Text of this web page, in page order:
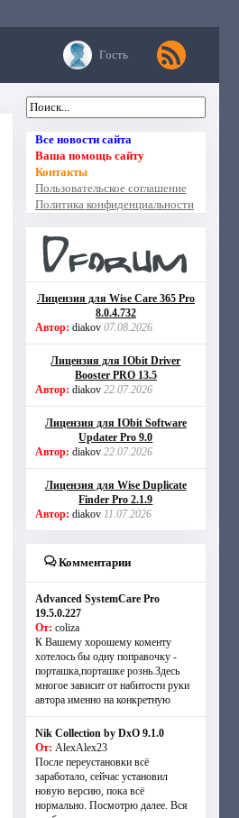
Гость
Все новости сайта
Ваша помощь сайту
Контакты
Пользовательское соглашение
Политика конфиденциальности
Лицензия для Wise Care 365 Pro
8.0.4.732
Автор: diakov 07.08.2026
Лицензия для IObit Driver
Booster PRO 13.5
Автор: diakov 22.07.2026
Лицензия для IObit Software
Updater Pro 9.0
Автор: diakov 22.07.2026
Лицензия для Wise Duplicate
Finder Pro 2.1.9
Автор: diakov 11.07.2026
Комментарии
Advanced SystemCare Pro
19.5.0.227
От: coliza
К Вашему хорошему коменту
хотелось бы одну поправочку -
порташка,порташке рознь.Здесь
многое зависит от набитости руки
автора именно на конкретную
Nik Collection by DxO 9.1.0
От: AlexAlex23
После переустановки всё
заработало, сейчас установил
новую версию, пока всё
нормально. Посмотрю далее. Вся